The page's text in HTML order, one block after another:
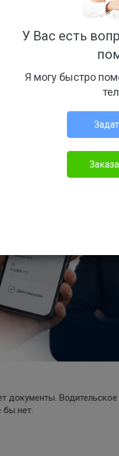
бы нет.
У Вас есть
Я могу быстро